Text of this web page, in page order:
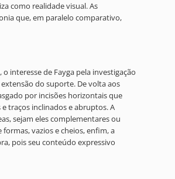
como realidade visual. As
que, em paralelo comparativo,
interesse de Fayga pela investigação
do suporte. De volta aos
por incisões horizontais que
traços inclinados e abruptos. A
sejam eles complementares ou
vazios e cheios, enfim, a
pois seu conteúdo expressivo